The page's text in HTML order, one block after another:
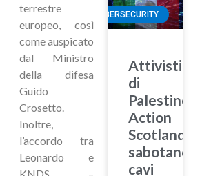
terrestre
europeo, così
come auspicato
dal Ministro
della difesa
Guido
Crosetto.
Inoltre,
l’accordo tra
Leonardo e
KNDS –
CYBERSECURITY
Attivisti
di
Palestine
Action
Scotland
sabotano
cavi